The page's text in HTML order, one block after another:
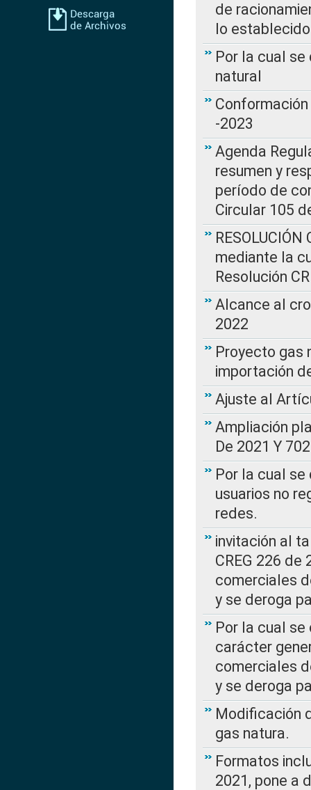
de
lo
Por la cual
natural
-2023
Agenda
resumen y
período de
Circular 105
mediante la
Resolución
Alcance al
2022
Proyecto gas
importación
Ajuste al
Ampliación
De 2021 Y
Por la cual
usuarios no
redes.
invitación al
CREG 226
comerciales
y se deroga
Por la cual
carácter
comerciales
y se deroga
Modificación
gas natura.
Formatos
2021, pone a